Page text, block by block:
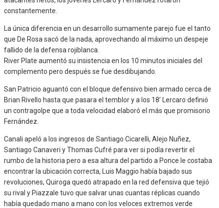
constantemente.
La única diferencia en un desarrollo sumamente parejo fue el tanto
que De Rosa sacó de la nada, aprovechando al máximo un despeje
fallido de la defensa rojiblanca.
River Plate aumentó su insistencia en los 10 minutos iniciales del
complemento pero después se fue desdibujando.
San Patricio aguantó con el bloque defensivo bien armado cerca de
Brian Rivello hasta que pasara el temblor y a los 18’ Lercaro definió
un contragolpe que a toda velocidad elaboró el más que promisorio
Fernández.
Canali apeló a los ingresos de Santiago Cicarelli, Alejo Nuñez,
Santiago Canaveri y Thomas Cufré para ver si podía revertir el
rumbo de la historia pero a esa altura del partido a Ponce le costaba
encontrar la ubicación correcta, Luis Maggio había bajado sus
revoluciones, Quiroga quedó atrapado en la red defensiva que tejió
su rival y Piazzale tuvo que salvar unas cuantas réplicas cuando
había quedado mano a mano con los veloces extremos verde